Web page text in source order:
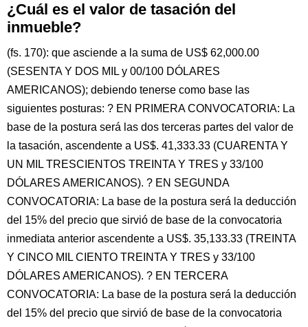
¿Cuál es el valor de tasación del
inmueble?
(fs. 170): que asciende a la suma de US$ 62,000.00
(SESENTA Y DOS MIL y 00/100 DÓLARES
AMERICANOS); debiendo tenerse como base las
siguientes posturas: ? EN PRIMERA CONVOCATORIA: La
base de la postura será las dos terceras partes del valor de
la tasación, ascendente a US$. 41,333.33 (CUARENTA Y
UN MIL TRESCIENTOS TREINTA Y TRES y 33/100
DÓLARES AMERICANOS). ? EN SEGUNDA
CONVOCATORIA: La base de la postura será la deducción
del 15% del precio que sirvió de base de la convocatoria
inmediata anterior ascendente a US$. 35,133.33 (TREINTA
Y CINCO MIL CIENTO TREINTA Y TRES y 33/100
DÓLARES AMERICANOS). ? EN TERCERA
CONVOCATORIA: La base de la postura será la deducción
del 15% del precio que sirvió de base de la convocatoria